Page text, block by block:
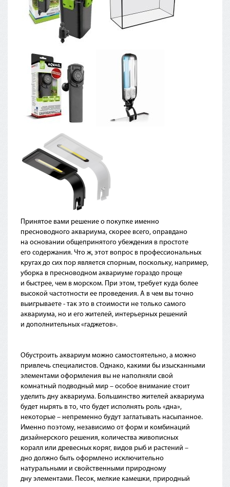
Принятое вами решение о покупке именно
пресноводного аквариума, скорее всего, оправдано
на основании общепринятого убеждения в простоте
его содержания. Что ж, этот вопрос в профессиональных
кругах до сих пор является спорным, поскольку, например,
уборка в пресноводном аквариуме гораздо проще
и быстрее, чем в морском. При этом, требует куда более
высокой частотности ее проведения. А в чем вы точно
выигрываете - так это в стоимости не только самого
аквариума, но и его жителей, интерьерных решений
и дополнительных «гаджетов».
Обустроить аквариум можно самостоятельно, а можно
привлечь специалистов. Однако, какими бы изысканными
элементами оформления вы не наполняли свой
комнатный подводный мир – особое внимание стоит
уделить дну аквариума. Большинство жителей аквариума
будет нырять в то, что будет исполнять роль «дна»,
некоторые – непременно будут заглатывать насыпанное.
Именно поэтому, независимо от форм и комбинаций
дизайнерского решения, количества живописных
коралл или древесных коряг, видов рыб и растений –
дно должно быть оформлено исключительно
натуральными и свойственными природному
дну элементами. Песок, мелкие камешки, природный